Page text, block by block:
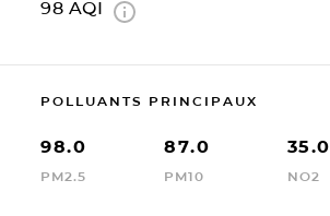
98 AQI
POLLUANTS PRINCIPAUX
98.0
PM2.5
87.0
PM10
35.0
NO2